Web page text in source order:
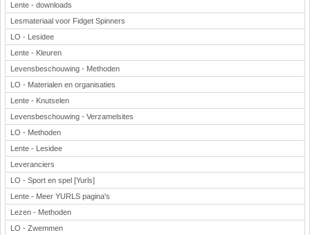
Lente - downloads
Lesmateriaal voor Fidget Spinners
LO - Lesidee
Lente - Kleuren
Levensbeschouwing - Methoden
LO - Materialen en organisaties
Lente - Knutselen
Levensbeschouwing - Verzamelsites
LO - Methoden
Lente - Lesidee
Leveranciers
LO - Sport en spel [Yurls]
Lente - Meer YURLS pagina's
Lezen - Methoden
LO - Zwemmen